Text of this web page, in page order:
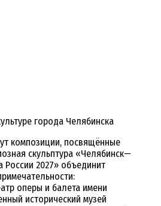
города Челябинска
композиции, посвящённые
скульптура «Челябинск—
России 2027» объединит
оперы и балета имени
исторический музей